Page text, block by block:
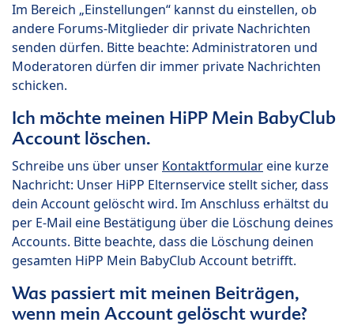
Im Bereich „Einstellungen“ kannst du einstellen, ob
andere Forums-Mitglieder dir private Nachrichten
senden dürfen. Bitte beachte: Administratoren und
Moderatoren dürfen dir immer private Nachrichten
schicken.
Ich möchte meinen HiPP Mein BabyClub
Account löschen.
Schreibe uns über unser Kontaktformulareine kurze
Nachricht: Unser HiPP Elternservice stellt sicher, dass
dein Account gelöscht wird. Im Anschluss erhältst du
per E-Mail eine Bestätigung über die Löschung deines
Accounts. Bitte beachte, dass die Löschung deinen
gesamten HiPP Mein BabyClub Account betrifft.
Was passiert mit meinen Beiträgen,
wenn mein Account gelöscht wurde?